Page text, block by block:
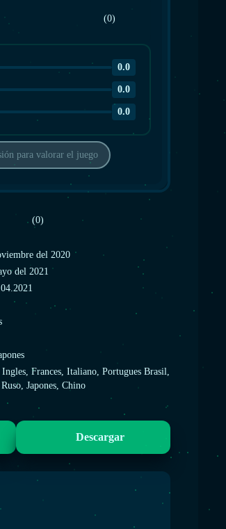
(0)
0.0
0.0
0.0
para valorar el juego
(0)
del 2020
del 2021
Ingles, Frances, Italiano, Portugues Brasil,
Japones, Chino
Descargar